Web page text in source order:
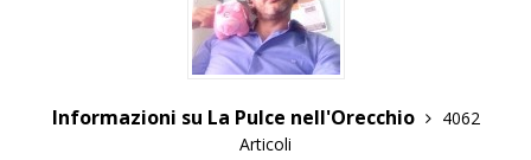
Informazioni su La Pulce nell'Orecchio
4062
Articoli